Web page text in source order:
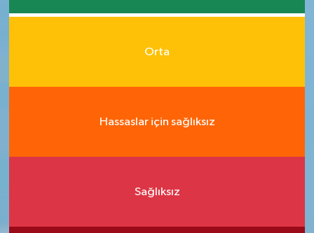
Orta
Hassaslar için sağlıksız
Sağlıksız